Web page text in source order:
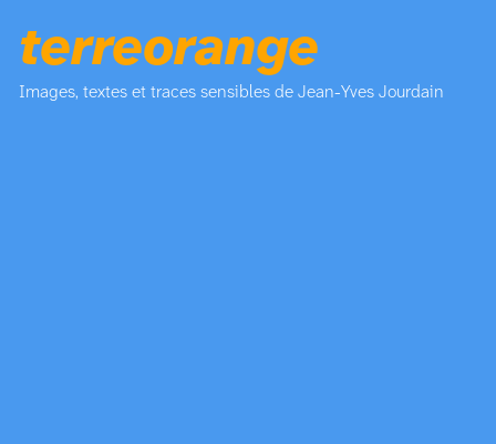
terreorange
Images, textes et traces sensibles de Jean-Yves Jourdain